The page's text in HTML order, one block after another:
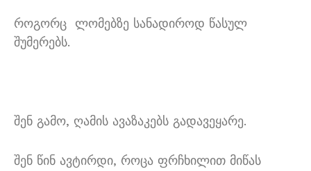
როგორც ლომებზე სანადიროდ წასულ
შუმერებს.
შენ გამო, ღამის ავაზაკებს გადავეყარე.
შენ წინ ავტირდი, როცა ფრჩხილით მიწას